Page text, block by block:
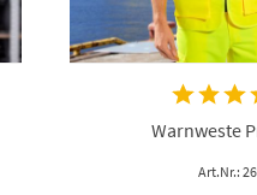
Warnweste
Art.Nr.: